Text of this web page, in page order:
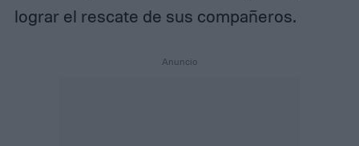
lograr el rescate de sus compañeros.